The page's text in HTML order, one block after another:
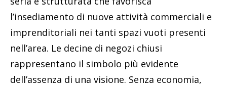
l’insediamento di nuove attività commerciali e
imprenditoriali nei tanti spazi vuoti presenti
nell’area. Le decine di negozi chiusi
rappresentano il simbolo più evidente
dell’assenza di una visione. Senza economia,